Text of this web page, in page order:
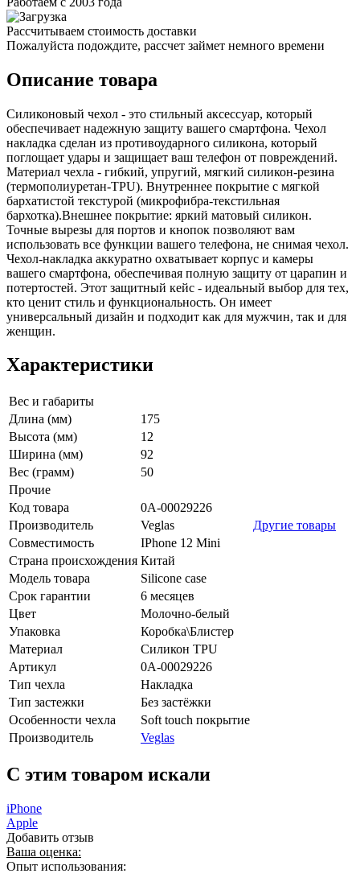
Рассчитываем стоимость доставки
Пожалуйста подождите, рассчет займет немного времени
Описание товара
Силиконовый чехол - это стильный аксессуар, который
обеспечивает надежную защиту вашего смартфона. Чехол
накладка сделан из противоударного силикона, который
поглощает удары и защищает ваш телефон от повреждений.
Материал чехла - гибкий, упругий, мягкий силикон-резина
(термополиуретан-TPU). Внутреннее покрытие с мягкой
бархатистой текстурой (микрофибра-текстильная
бархотка).Внешнее покрытие: яркий матовый силикон.
Точные вырезы для портов и кнопок позволяют вам
использовать все функции вашего телефона, не снимая чехол.
Чехол-накладка аккуратно охватывает корпус и камеры
вашего смартфона, обеспечивая полную защиту от царапин и
потертостей. Этот защитный кейс - идеальный выбор для тех,
кто ценит стиль и функциональность. Он имеет
универсальный дизайн и подходит как для мужчин, так и для
женщин.
Характеристики
Вес и габариты
Длина (мм)
175
Высота (мм)
12
Ширина (мм)
92
Вес (грамм)
50
Прочие
Код товара
0А-00029226
Производитель
Veglas
Другие товары
Совместимость
IPhone 12 Mini
Страна происхождения Китай
Модель товара
Silicone case
Срок гарантии
6 месяцев
Цвет
Молочно-белый
Упаковка
Коробка\Блистер
Материал
Силикон TPU
Артикул
0А-00029226
Тип чехла
Накладка
Тип застежки
Без застёжки
Особенности чехла
Soft touch покрытие
Производитель
Veglas
C этим товаром искали
iPhone
Apple
Добавить отзыв
Ваша оценка:
Опыт использования: